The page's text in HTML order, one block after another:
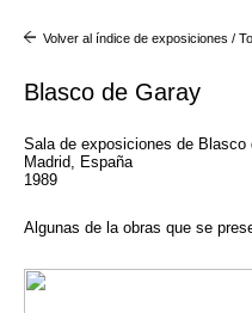
Volver al índice de exposiciones /
Blasco de Garay
Sala de exposiciones de Blasco
Madrid, España
1989
Algunas de la obras que se